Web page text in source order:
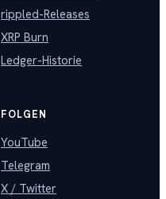
rippled-Releases
XRP Burn
Ledger-Historie
FOLGEN
YouTube
Telegram
X / Twitter